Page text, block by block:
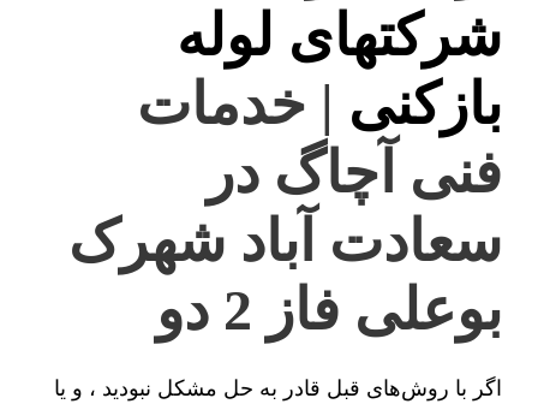
شرکتهای لوله
بازکنی | خدمات
فنی آچاگ در
سعادت آباد شهرک
بوعلی فاز 2 دو
اگر با روش‌های قبل قادر به حل مشکل نبودید ، و یا